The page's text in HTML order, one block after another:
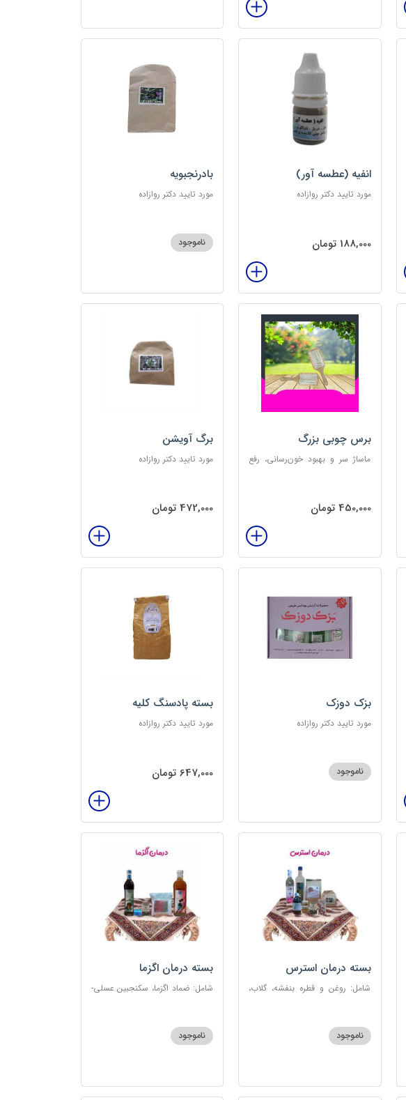
انفیه (عطسه آور)
مورد تایید دکتر روازاده
188,000 تومان
بادرنجبویه
مورد تایید دکتر روازاده
ناموجود
برس چوبی بزرگ
ماساژ سر و بهبود خون‌رسانی، رفع
450,000 تومان
برگ آویشن
مورد تایید دکتر روازاده
472,000 تومان
بزک دوزک
مورد تایید دکتر روازاده
ناموجود
بسته پادسنگ کلیه
مورد تایید دکتر روازاده
647,000 تومان
بسته درمان استرس
شامل: روغن و قطره بنفشه، گلاب،
گل، بهارنارنج، چای مبارک
ناموجود
بسته درمان اگزما
شامل: ضماد اگزما، سکنجبین عسلی-
110ناموجود